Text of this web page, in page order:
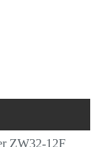
ZW32-12F